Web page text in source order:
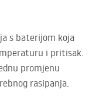
s baterijom koja
i pritisak.
promjenu
rasipanja.